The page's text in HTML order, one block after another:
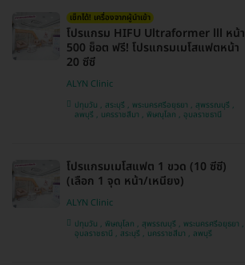
เช็กได้! เครื่องจากผู้นำเข้า
โปรแกรม HIFU Ultraformer lll หน้า
500 ช็อต ฟรี! โปรแกรมเมโสแฟตหน้า
20 ซีซี
ALYN Clinic
ปทุมวัน , สระบุรี , พระนครศรีอยุธยา , สุพรรณบุรี ,
ลพบุรี , นครราชสีมา , พิษณุโลก , อุบลราชธานี
โปรแกรมเมโสแฟต 1 ขวด (10 ซีซี)
(เลือก 1 จุด หน้า/เหนียง)
ALYN Clinic
ปทุมวัน , พิษณุโลก , สุพรรณบุรี , พระนครศรีอยุธยา ,
อุบลราชธานี , สระบุรี , นครราชสีมา , ลพบุรี